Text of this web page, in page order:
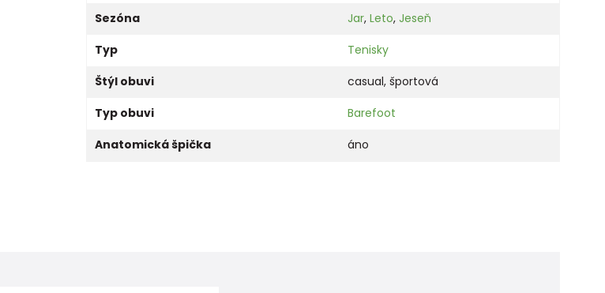
Sezóna
Jar, Leto, Jeseň
Typ
Tenisky
Štýl obuvi
casual, športová
Typ obuvi
Barefoot
Anatomická špička
áno